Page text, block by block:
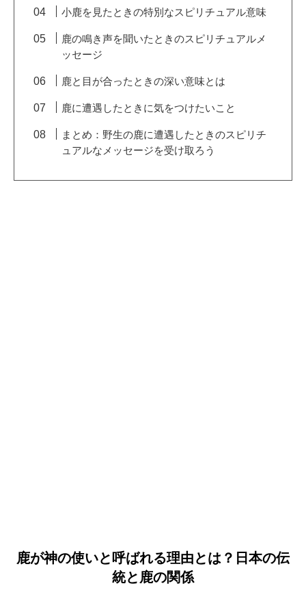
小鹿を見たときの特別なスピリチュアル意味
鹿の鳴き声を聞いたときのスピリチュアルメ
ッセージ
鹿と目が合ったときの深い意味とは
鹿に遭遇したときに気をつけたいこと
まとめ：野生の鹿に遭遇したときのスピリチ
ュアルなメッセージを受け取ろう
鹿が神の使いと呼ばれる理由とは？日本の伝
統と鹿の関係